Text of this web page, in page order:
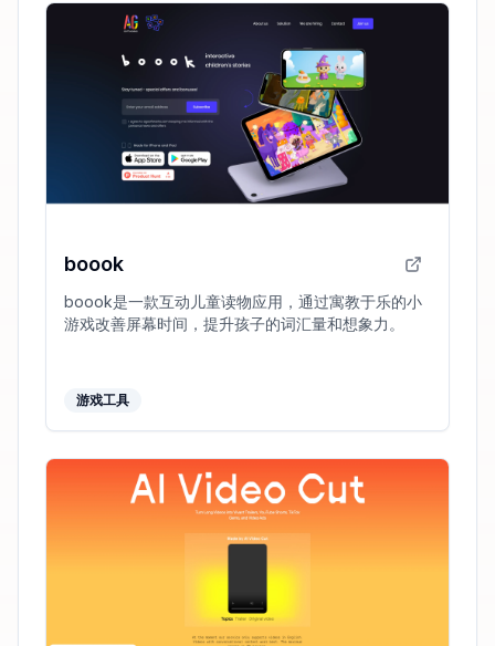
boook
boook是一款互动儿童读物应用，通过寓教于乐的小
游戏改善屏幕时间，提升孩子的词汇量和想象力。
游戏工具